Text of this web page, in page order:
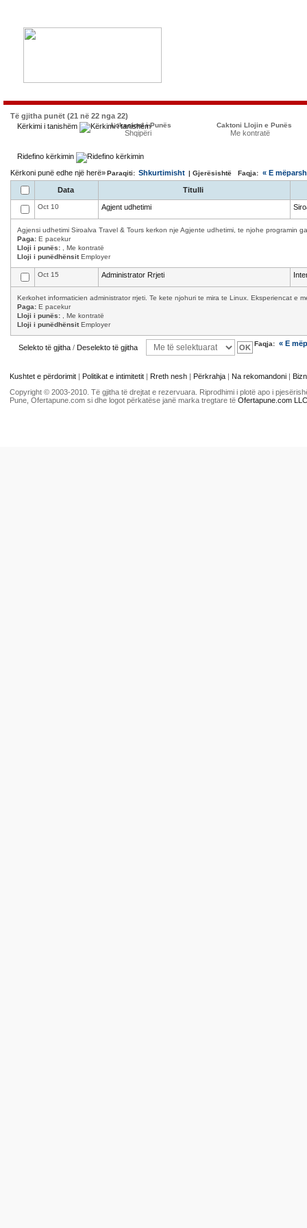
Të gjitha punët (21 në 22 nga 22)
Kërkimi i tanishëm
Lokacioni i Punës
Shqipëri
Caktoni Llojin e Punës
Me kontratë
Ridefino kërkimin
Kërkoni punë edhe një herë»Paraqiti: Shkurtimisht | Gjerësishtë Faqja: « E
Data Titulli
Oct 10 Agjent udhetimi
Agjensi udhetimi Siroalva Travel & Tours kerkon nje Agjente udhetimi, te njohe programin
Paga: E pacekur
Lloji i punës: , Me kontratë
Lloji i punëdhënsitEmployer
Oct 15 Administrator Rrjeti
Kerkohet informaticien administrator rrjeti. Te kete njohuri te mira te Linux. Eksperiencat e
Paga: E pacekur
Lloji i punës: , Me kontratë
Lloji i punëdhënsitEmployer
Selekto të gjitha / Deselekto të gjitha Faqja: « E
Kushtet e përdorimit | Politikat e intimitetit | Rreth nesh | Përkrahja | Na rekomandoni |
Copyright © 2003-2010. Të gjitha të drejtat e rezervuara. Riprodhimi i plotë apo i
Pune, Ofertapune.com si dhe logot përkatëse janë marka tregtare të Ofertapune.com LLC